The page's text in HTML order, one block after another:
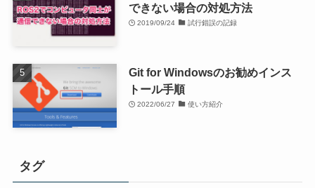
できない場合の対処方法
2019/09/24 試行錯誤の記録
Git for Windowsのお勧めインス
トール手順
2022/06/27 使い方紹介
タグ